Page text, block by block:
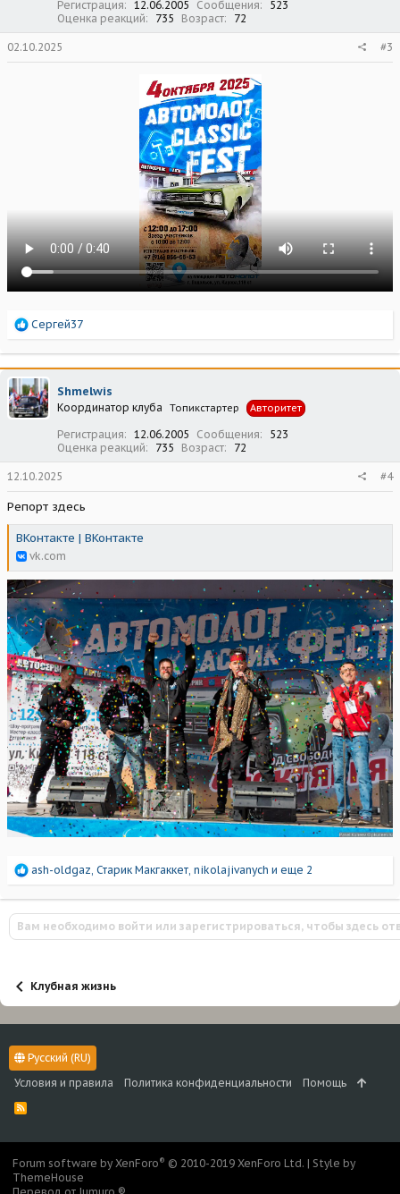
Регистрация 12.06.2005 Сообщения
523
Оценка реакций
735 Возраст 72
02.10.2025 #3
Р
а
к
ц
и
и
Сергей37
Shmelwis
Координатор клуба Топикстартер Авторитет
Регистрация 12.06.2005 Сообщения
523
Оценка реакций
735 Возраст 72
12.10.2025 #4
Репорт здесь
ВКонтакте | ВКонтакте
vk.com
Р
а
к
ц
и
ash-oldgaz, Старик Макгаккет, nikolajivanych и еще 2
Вам необходимо войти или зарегистрироваться, чтобы здесь
Клубная жизнь
Русский (RU)
Условия и правила
Политика конфиденциальности Помощь
R
Forum software by XenForo® © 2010-2019 XenForo Ltd. | Style by
ThemeHouse